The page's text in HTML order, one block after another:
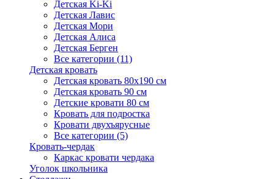
Детская Ki-Ki
Детская Лавис
Детская Мори
Детская Алиса
Детская Берген
Все категории (11)
Детская кровать
Детская кровать 80х190 см
Детская кровать 90 см
Детские кровати 80 см
Кровать для подростка
Кровати двухъярусные
Все категории (5)
Кровать-чердак
Каркас кровати чердака
Уголок школьника